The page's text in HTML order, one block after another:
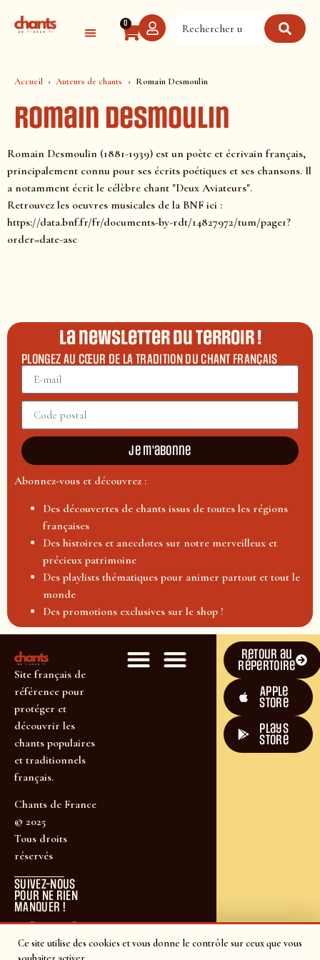
Ce site utilise des cookies et vous donne le contrôle sur ceux que vous
0
Accueil Auteurs de chants Romain Desmoulin
Romain Desmoulin
Romain Desmoulin (1881-1939) est un poète et écrivain français,
principalement connu pour ses écrits poétiques et ses chansons. Il
a notamment écrit le célèbre chant "Deux Aviateurs".
Retrouvez les oeuvres musicales de la BNF ici :
https://data.bnf.fr/fr/documents-by-rdt/14827972/tum/page1?
order=date-asc
La newsletter du terroir !
PLONGEZ AU CŒUR DE LA TRADITION DU CHANT FRANÇAIS
Je m'abonne
Abonnez-vous et découvrez :
Des découvertes de chants issus de toutes les régions
françaises
Des histoires et anecdotes sur notre merveilleux et
précieux patrimoine
Des playlists thématiques pour animer partout et tout le
monde
Des promotions exclusives sur le shop !
Site français de
référence pour
protéger et
découvrir les
chants populaires
et traditionnels
français.
Chants de France
© 2025
Tous droits
réservés
SUIVEZ-NOUS
POUR NE RIEN
MANQUER !
Retour au
répertoire
Apple
Store
plays
store